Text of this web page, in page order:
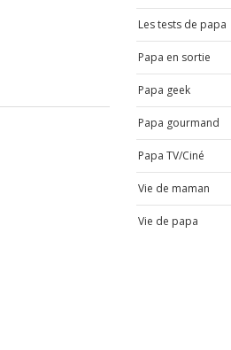
Les tests de papa
Papa en sortie
Papa geek
Papa gourmand
Papa TV/Ciné
Vie de maman
Vie de papa